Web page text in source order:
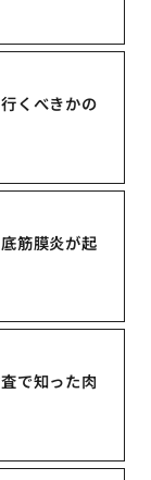
くべきかの
筋膜炎が起
で知った肉